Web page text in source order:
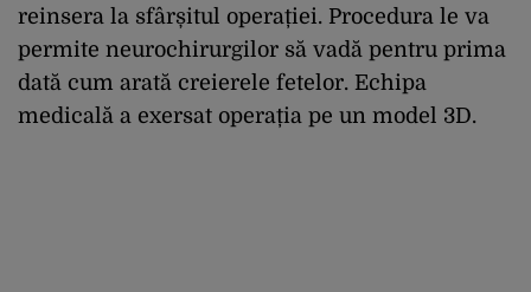
reinsera la sfârșitul operației. Procedura le va
permite neurochirurgilor să vadă pentru prima
dată cum arată creierele fetelor. Echipa
medicală a exersat operația pe un model 3D.